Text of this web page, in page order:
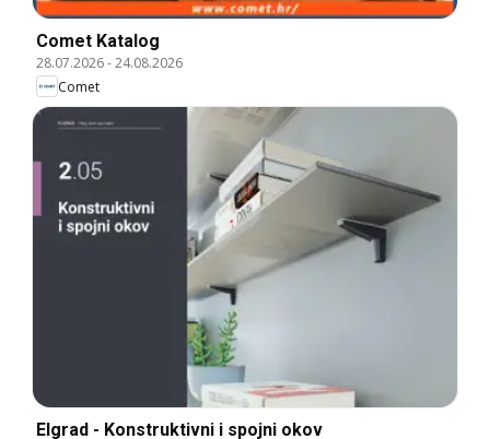
Comet Katalog
28.07.2026-24.08.2026
Comet
Elgrad - Konstruktivni i spojni okov